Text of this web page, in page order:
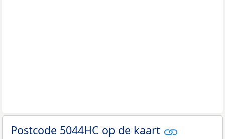
Postcode 5044HC op de kaart